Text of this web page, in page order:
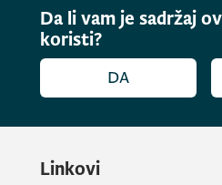
Da li vam je sadržaj
koristi?
DA
Linkovi